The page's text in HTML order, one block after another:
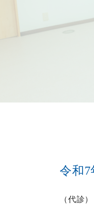
令和7
（代診）